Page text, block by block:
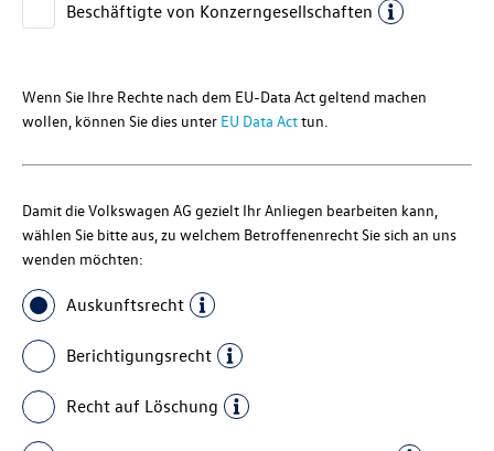
Beschäftigte von Konzerngesellschaften
Wenn Sie Ihre Rechte nach dem EU-Data Act geltend machen
wollen, können Sie dies unter EU Data Acttun.
Damit dieVolkswagen AG gezielt Ihr Anliegen bearbeiten kann,
wählen Sie bitte aus, zu welchem Betroffenenrecht Sie sich an uns
wenden möchten:
Auskunftsrecht
Berichtigungsrecht
Recht auf Löschung